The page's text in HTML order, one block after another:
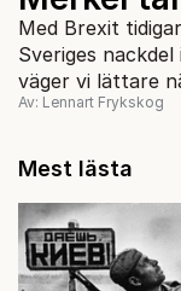
Med Brexit
Sveriges
väger vi lättare
Angela Merkel
Urikespolitiska
Av: Lennart Frykskog
Mest lästa